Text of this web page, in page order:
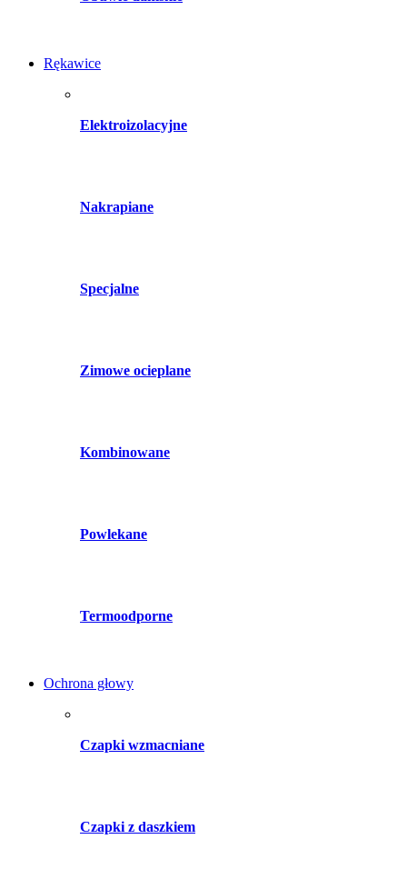
Rękawice
Elektroizolacyjne
Nakrapiane
Specjalne
Zimowe ocieplane
Kombinowane
Powlekane
Termoodporne
Ochrona głowy
Czapki wzmacniane
Czapki z daszkiem